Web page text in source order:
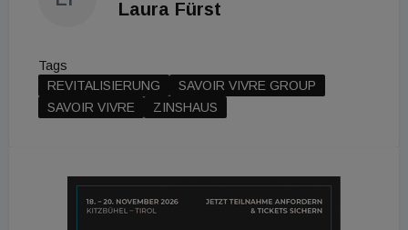
Laura Fürst
Tags
REVITALISIERUNG
SAVOIR VIVRE GROUP
SAVOIR VIVRE
ZINSHAUS